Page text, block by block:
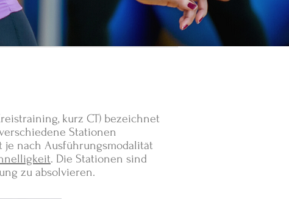
kurz CT) bezeichnet
Stationen
nach Ausführungsmodalität
. Die Stationen sind
zu absolvieren.